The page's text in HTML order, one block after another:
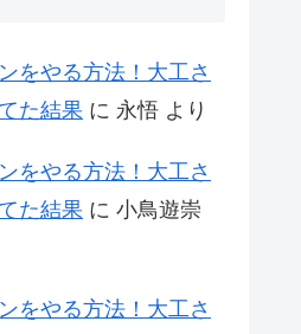
をやる方法！大工さ
た結果 に 永悟 より
をやる方法！大工さ
た結果 に 小鳥遊崇
をやる方法！大工さ